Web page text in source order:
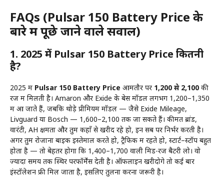
FAQs (Pulsar 150 Battery Price के
बारे में पूछे जाने वाले सवाल)
1. 2025 में Pulsar 150 Battery Price कितनी
है?
2025 में Pulsar 150 Battery Price आमतौर पर ₹1,200 से ₹2,100 की
रेंज में मिलती है। Amaron और Exide के बेस मॉडल लगभग ₹1,200–₹1,350
में आ जाते हैं, जबकि थोड़े प्रीमियम मॉडल — जैसे Exide Mileage,
Livguard या Bosch — ₹1,600–₹2,100 तक जा सकते हैं। कीमत ब्रांड,
वारंटी, AH क्षमता और तुम कहाँ से खरीद रहे हो, इन सब पर निर्भर करती है।
अगर तुम रोजाना बाइक इस्तेमाल करते हो, ट्रैफिक में रहते हो, स्टार्ट–स्टॉप बहुत
होता है — तो बेहतर होगा कि ₹1,400–₹1,700 वाली मिड-रेंज बैटरी लो। वो
ज्यादा समय तक स्थिर परफॉर्मेंस देती है। ऑफलाइन खरीदोगे तो कई बार
इंस्टॉलेशन फ्री मिल जाता है, इसलिए तुलना करना जरूरी है।